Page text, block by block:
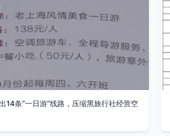
14条“一日游”线路，压缩黑旅行社经营空